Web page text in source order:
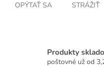
OPÝTAŤ SA STRÁŽIŤ
Produkty
poštovné už od